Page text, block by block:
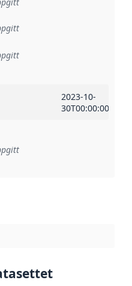
2023-10-
30T00:00:00Z
ei implementeringsregel eller